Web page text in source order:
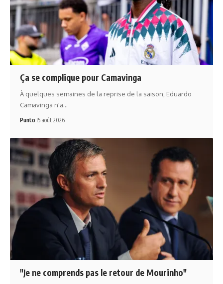
Ça se complique pour Camavinga
À quelques semaines de la reprise de la saison, Eduardo
Camavinga n'a…
Punto 5 août 2026
"Je ne comprends pas le retour de Mourinho"